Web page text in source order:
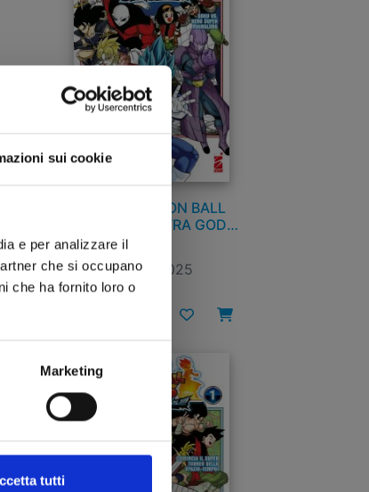
sui cookie
e per analizzare il
che si occupano
che ha fornito loro o
Marketing
tutti
SUPER DRAGON BALL
HEROES - ULTRA GOD
MISSION!!!! n. 3
26/08/2025